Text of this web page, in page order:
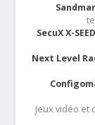
SecuX X-
Next Level
Jeux vidéo et